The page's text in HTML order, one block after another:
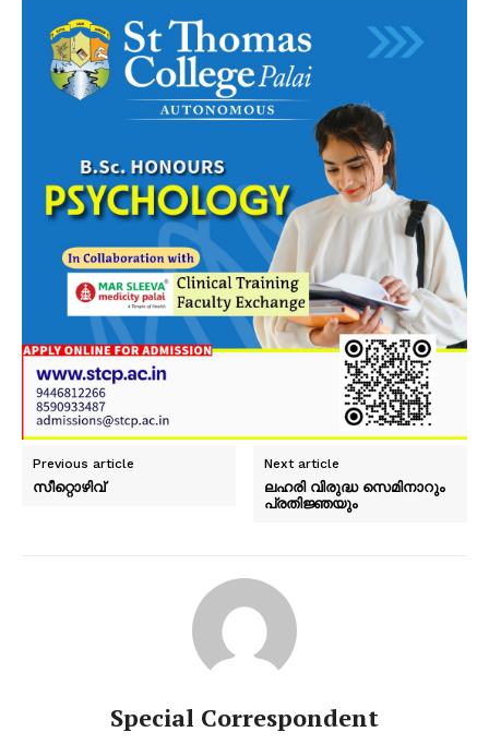
Previous article
സീറ്റൊഴിവ്
Next article
ലഹരി വിരുദ്ധ സെമിനാറും
പ്രതിജ്ഞയും
Special Correspondent